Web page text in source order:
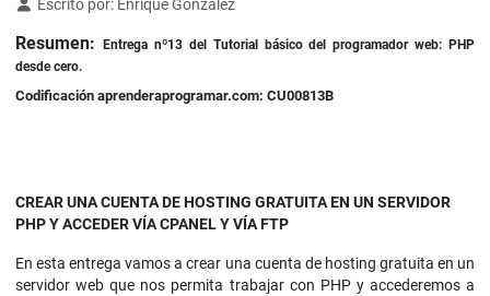
Escrito por: Enrique González
Resumen: Entrega nº13del Tutorial básico del programador web: PHP
desde cero.
Codificación aprenderaprogramar.com: CU00813B
CREAR UNA CUENTA DE HOSTING GRATUITA EN UN SERVIDOR
PHP Y ACCEDER VÍA CPANEL Y VÍA FTP
En esta entrega vamos a crear una cuenta de hosting gratuita en un
servidor web que nos permita trabajar con PHP y accederemos a